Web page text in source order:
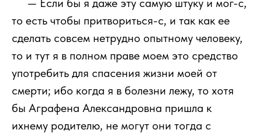
— Если бы я даже эту самую штуку и мог-с,
то есть чтобы притвориться-с, и так как ее
сделать совсем нетрудно опытному человеку,
то и тут я в полном праве моем это средство
употребить для спасения жизни моей от
смерти; ибо когда я в болезни лежу, то хотя
бы Аграфена Александровна пришла к
ихнему родителю, не могут они тогда с